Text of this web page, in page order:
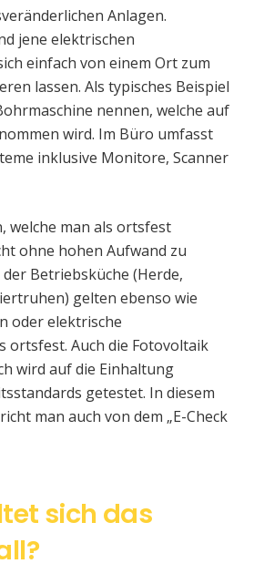
Anlagen.
jene elektrischen
einfach von einem Ort zum
lassen. Als typisches Beispiel
nennen, welche auf
wird. Im Büro umfasst
inklusive Monitore, Scanner
welche man als ortsfest
ohne hohen Aufwand zu
Betriebsküche (Herde,
gelten ebenso wie
oder elektrische
ortsfest. Auch die Fotovoltaik
wird auf die Einhaltung
getestet. In diesem
man auch von dem „E-Check
sich das